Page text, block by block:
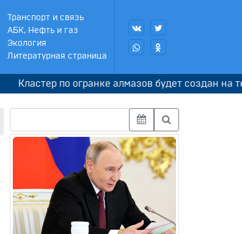
Транспорт и связь
АБК, Нефть и газ
Экология
Литературная страница
по огранке алмазов будет создан на